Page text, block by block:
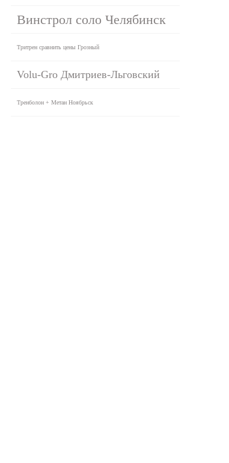
Винстрол соло Челябинск
Тритрен сравнить цены Грозный
Volu-Gro Дмитриев-Льговский
Тренболон + Метан Ноябрьск